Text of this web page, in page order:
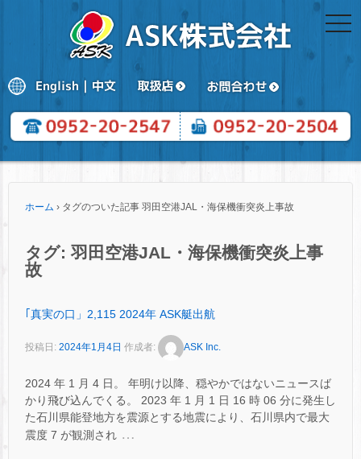
ホーム › タグのついた記事 羽田空港JAL・海保機衝突炎上事故
タグ:羽田空港JAL・海保機衝突炎上事
故
｢真実の口」2,115 2024年 ASK艇出航
投稿日: 2024年1月4日 作成者: ASK Inc.
2024 年 1 月 4 日。 年明け以降、穏やかではないニュースば
かり飛び込んでくる。 2023 年 1 月 1 日 16 時 06 分に発生し
た石川県能登地方を震源とする地震により、石川県内で最大
震度 7 が観測され …